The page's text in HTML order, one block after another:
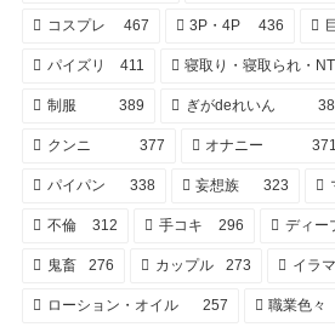
コスプレ 467 3P・4P 436
パイズリ 411 寝取り・寝取られ・
制服 389 ぎがdeれいん
クンニ 377 オナニー 371
パイパン 338 妄想族 323
不倫 312 手コキ 296 ディー
鬼畜 276 カップル 273 イラ
ローション・オイル 257 職業色々